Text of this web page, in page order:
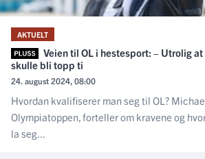
AKTUELT
Veien til OL i hestesport: – Utrolig
skulle bli topp ti
24. august 2024, 08:00
Hvordan kvalifiserer man seg til OL?
Olympiatoppen, forteller om kravene og
la seg...